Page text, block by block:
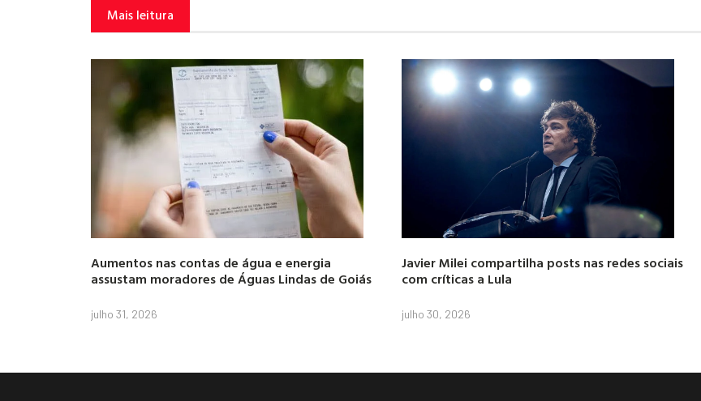
Mais leitura
Aumentos nas contas de água e energia
assustam moradores de Águas Lindas de Goiás
julho 31, 2026
Javier Milei compartilha posts nas redes sociais
com críticas a Lula
julho 30, 2026